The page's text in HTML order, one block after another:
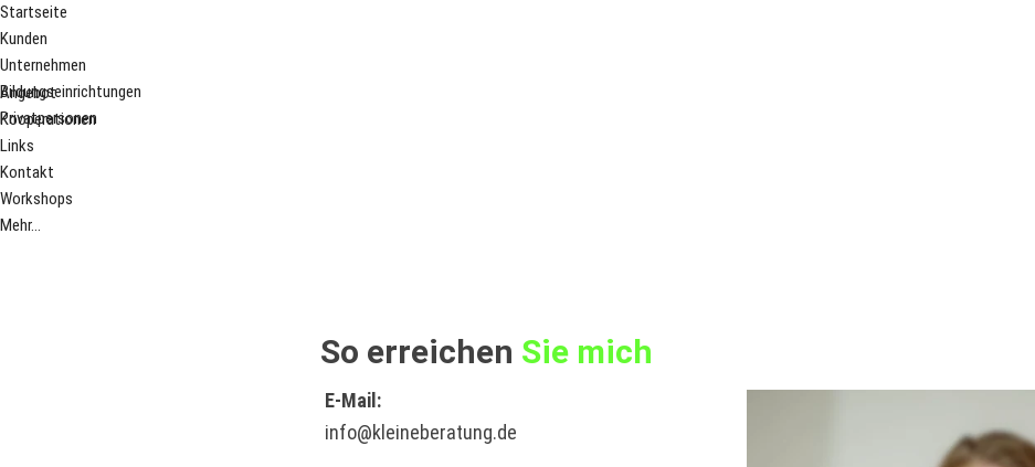
Startseite
Kunden
Unternehmen
Bildungseinrichtungen
Privatpersonen
Angebot
Kooperationen
Links
Kontakt
Workshops
Mehr...
So erreichen Sie mich
E-Mail:
info@kleineberatung.de